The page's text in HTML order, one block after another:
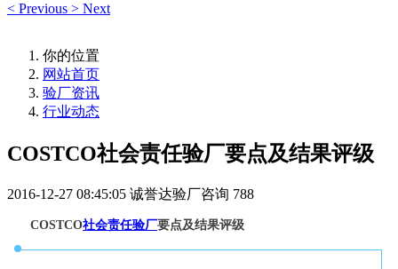
< Previous > Next
你的位置
网站首页
验厂资讯
行业动态
COSTCO社会责任验厂要点及结果评级
2016-12-27 08:45:05 诚誉达验厂咨询 788
COSTCO社会责任验厂要点及结果评级